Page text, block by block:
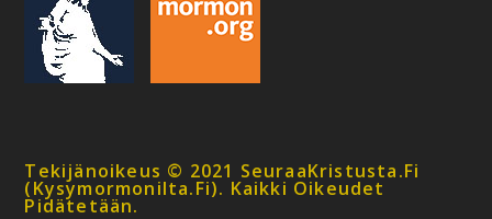
Tekijänoikeus © 2021 SeuraaKristusta.fi
(kysymormonilta.fi). Kaikki Oikeudet
Pidätetään.